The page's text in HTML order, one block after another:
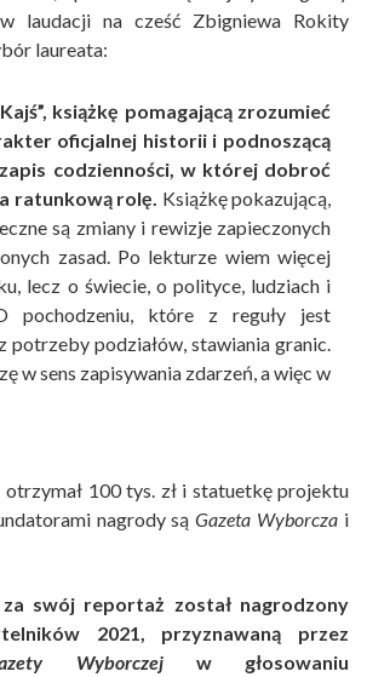
laudacji na cześć Zbigniewa Rokity
laureata:
książkę pomagającą zrozumieć
oficjalnej historii i podnoszącą
codzienności, w której dobroć
ratunkową rolę. Książkę pokazującą,
są zmiany i rewizje zapieczonych
zasad. Po lekturze wiem więcej
lecz o świecie, o polityce, ludziach i
pochodzeniu, które z reguły jest
potrzeby podziałów, stawiania granic.
w sens zapisywania zdarzeń, a więc w
100 tys. zł i statuetkę projektu
nagrody sąGazeta Wyborcza i
swój reportaż został nagrodzony
2021, przyznawaną przez
Wyborczejw głosowaniu